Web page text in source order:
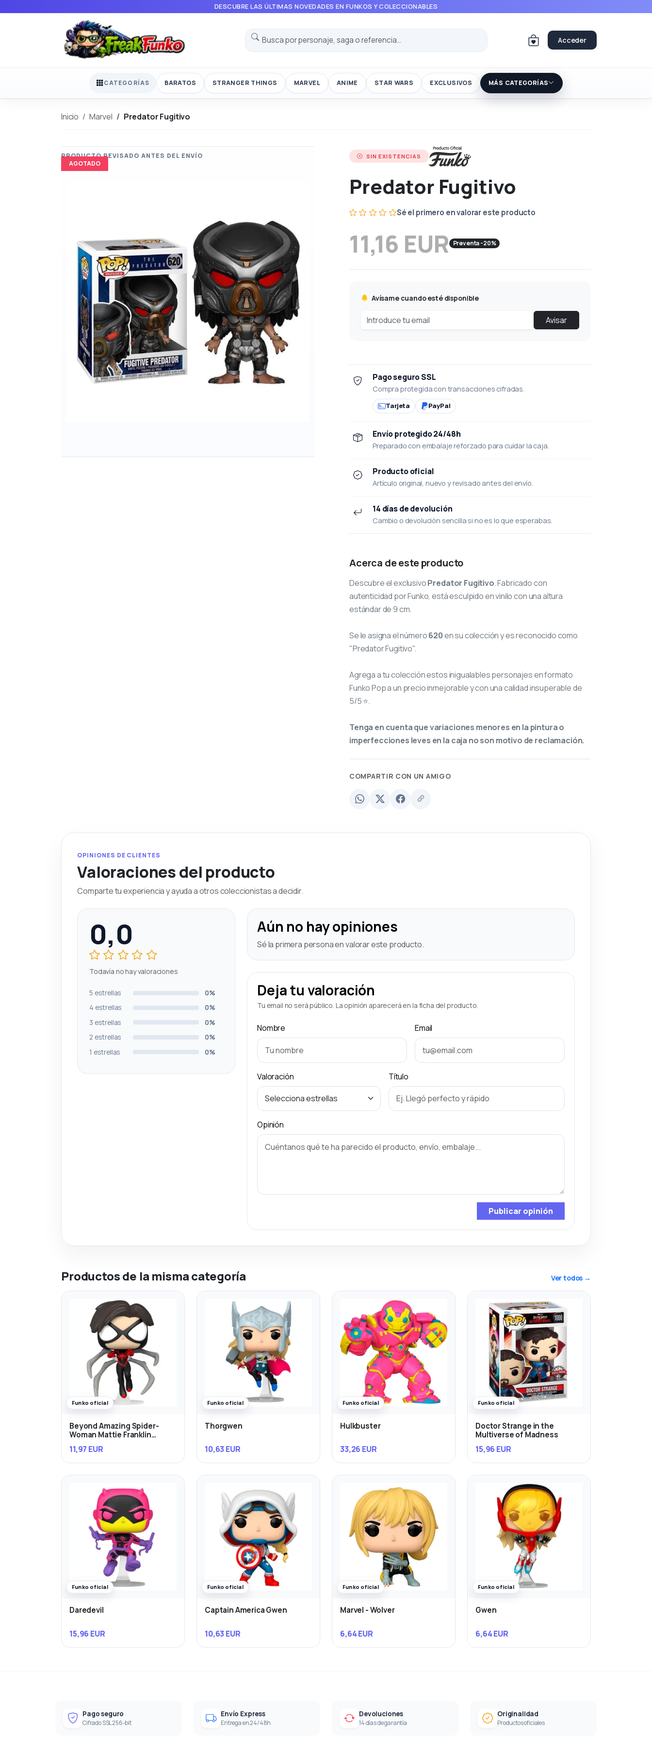
DESCUBRE LAS ÚLTIMAS NOVEDADES EN FUNKOS Y COLECCIONABLES
Acceder
CATEGORÍAS BARATOS STRANGER THINGS MARVEL ANIME STAR WARS EXCLUSIVOS MÁS CATEGORÍAS
Inicio Marvel Predator Fugitivo
AGOTADO
SIN EXISTENCIAS
Predator Fugitivo
Sé el primero en valorar este producto
11,16 EUR Preventa -20%
Avísame cuando esté disponible
Avisar
Pago seguro SSL
Compra protegida con transacciones cifradas.
Tarjeta PayPal
Envío protegido 24/48h
Preparado con embalaje reforzado para cuidar la caja.
Producto oficial
Artículo original, nuevo y revisado antes del envío.
14 días de devolución
Cambio o devolución sencilla si no es lo que esperabas.
Acerca de este producto
Descubre el exclusivoPredator Fugitivo. Fabricado con
autenticidad por Funko, está esculpido en vinilo con una altura
estándar de 9 cm.
Se le asigna el número620en su colección y es reconocido como
"Predator Fugitivo".
Agrega a tu colección estos inigualables personajes en formato
Funko Pop a un precio inmejorable y con una calidad insuperable de
5/5 ⭐.
Tenga en cuenta que variaciones menores en la pintura o
imperfecciones leves en la caja no son motivo de reclamación.
COMPARTIR CON UN AMIGO
OPINIONES DE CLIENTES
Valoraciones del producto
Comparte tu experiencia y ayuda a otros coleccionistas a decidir.
0,0
Todavía no hay valoraciones
5 estrellas
0%
4 estrellas
0%
3 estrellas
0%
2 estrellas
0%
1 estrellas
0%
Aún no hay opiniones
Sé la primera persona en valorar este producto.
Deja tu valoración
Tu email no será público. La opinión aparecerá en la ficha del producto.
Nombre Email
Valoración Título
Opinión
Publicar opinión
Productos de la misma categoría Ver todos →
Funko oficial
Beyond Amazing Spider-
Woman Mattie Franklin
11,97 EUR
Funko oficial
Thorgwen
10,63 EUR
Funko oficial
Hulkbuster
33,26 EUR
Funko oficial
Doctor Strange in the
Multiverse of Madness
15,96 EUR
Funko oficial
Daredevil
15,96 EUR
Funko oficial
Captain America Gwen
10,63 EUR
Funko oficial
Marvel - Wolver
6,64 EUR
Funko oficial
Gwen
6,64 EUR
Pago seguro
Cifrado SSL 256-bit
Envío Express
Entrega en 24/48h
Devoluciones
14 días de garantía
Originalidad
Productos oficiales